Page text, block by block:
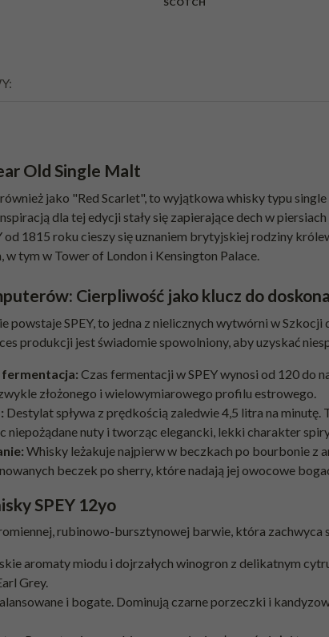
Old Single Malt
również jako "Red Scarlet", to wyjątkowa whisky typu
dla tej edycji stały się zapierające dech w
od 1815 roku cieszy się uznaniem brytyjskiej rodziny
tym w Tower of London i Kensington Palace.
Cierpliwość jako klucz do
powstaje SPEY, to jedna z nielicznych wytwórni w
produkcji jest świadomie spowolniony, aby uzyskać
fermentacja: Czas fermentacji w SPEY wynosi od 120 do
złożonego i wielowymiarowego profilu estrowego.
Destylat spływa z prędkością zaledwie 4,5 litra na
niepożądane nuty i tworząc elegancki, lekki charakter
Whisky leżakuje najpierw w beczkach po bourbonie z
beczek po sherry, które nadają jej owocowe
SPEY 12yo
rubinowo-bursztynowej barwie, która zachwyca
aromaty miodu i dojrzałych winogron z delikatnym
Grey.
i bogate. Dominują czarne porzeczki i